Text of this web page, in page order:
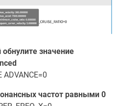
значение
ADVANCE=0
частот равными 0